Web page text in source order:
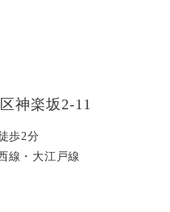
神楽坂2-11
歩2分
線・大江戸線